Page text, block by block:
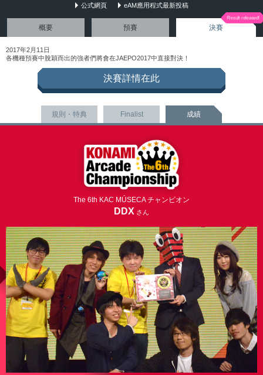
公式網頁 eAM應用程式最新投稿
概要 預賽 決賽
2017年2月11日
各機種預賽中脫穎而出的強者們將會在JAEPO2017中直接對決！
決賽詳情在此
規則・特典 Finalist 成績
The 6th KAC MÚSECA チャンピオン
DDX さん